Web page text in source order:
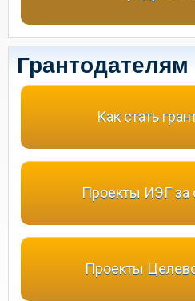
Грантодателям
Как стать
Проекты ИЭГ за
Проекты